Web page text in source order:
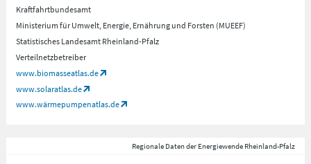
Kraftfahrtbundesamt
Ministerium für Umwelt, Energie, Ernährung und Forsten (MUEEF)
Statistisches Landesamt Rheinland-Pfalz
Verteilnetzbetreiber
www.biomasseatlas.de
www.solaratlas.de
www.wärmepumpenatlas.de
Regionale Daten der Energiewende Rheinland-Pfalz